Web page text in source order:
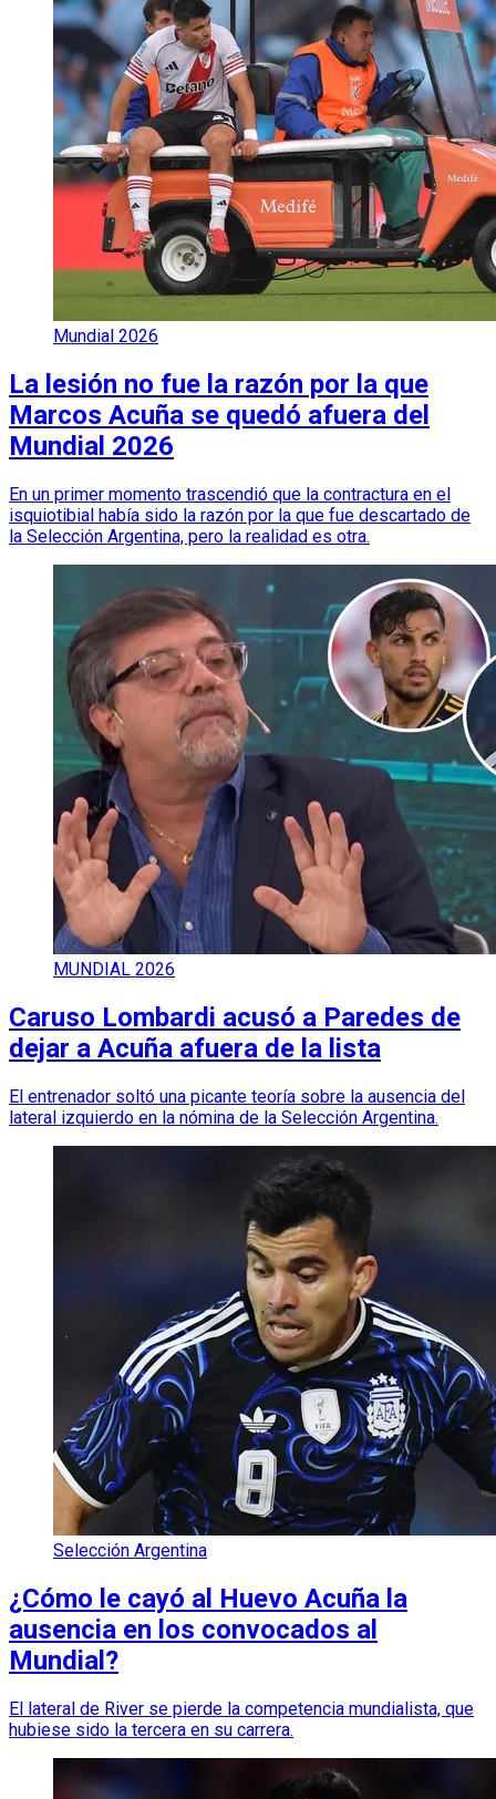
Mundial 2026
La lesión no fue la razón por la que
Marcos Acuña se quedó afuera del
Mundial 2026
En un primer momento trascendió que la contractura en el
isquiotibial había sido la razón por la que fue descartado de
la Selección Argentina, pero la realidad es otra.
MUNDIAL 2026
Caruso Lombardi acusó a Paredes de
dejar a Acuña afuera de la lista
El entrenador soltó una picante teoría sobre la ausencia del
lateral izquierdo en la nómina de la Selección Argentina.
Selección Argentina
¿Cómo le cayó al Huevo Acuña la
ausencia en los convocados al
Mundial?
El lateral de River se pierde la competencia mundialista, que
hubiese sido la tercera en su carrera.